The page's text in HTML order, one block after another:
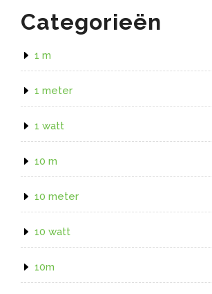
Categorieën
1 m
1 meter
1 watt
10 m
10 meter
10 watt
10m